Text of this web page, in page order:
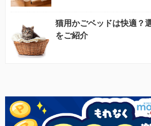
猫用かごベッドは快適？
をご紹介